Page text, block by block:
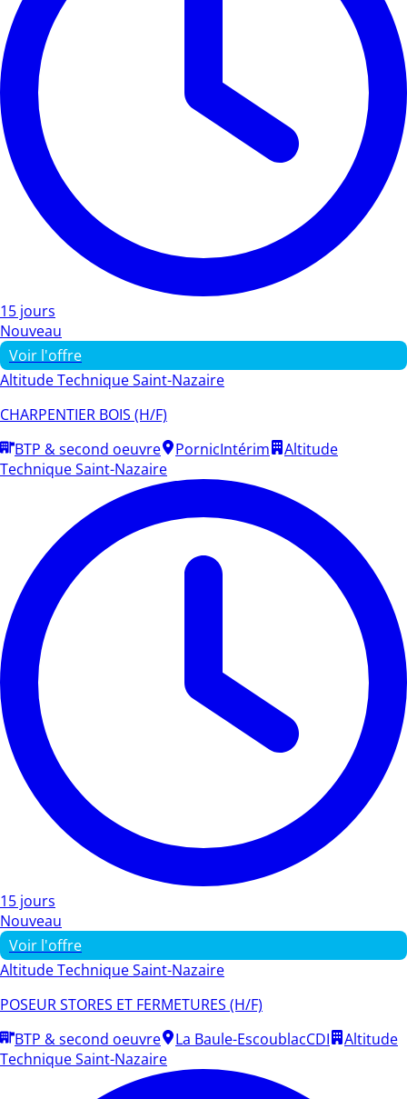
15 jours
Nouveau
Voir l'offre
Altitude Technique Saint-Nazaire
CHARPENTIER BOIS (H/F)
BTP & second oeuvre
PornicIntérim
Altitude
Technique Saint-Nazaire
15 jours
Nouveau
Voir l'offre
Altitude Technique Saint-Nazaire
POSEUR STORES ET FERMETURES (H/F)
BTP & second oeuvre
La Baule-EscoublacCDI
Altitude
Technique Saint-Nazaire